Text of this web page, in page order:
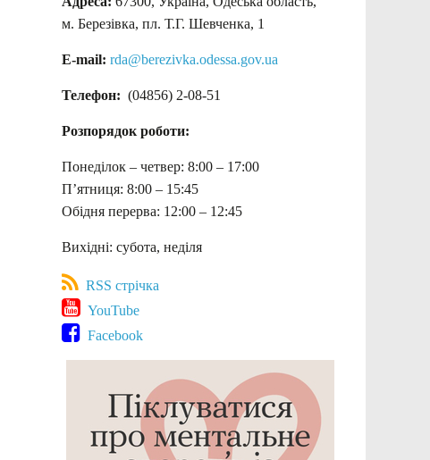
м. Березівка, пл. Т.Г. Шевченка, 1
E-mail: rda@berezivka.odessa.gov.ua
Телефон: (04856) 2-08-51
Розпорядок роботи:
Понеділок – четвер: 8:00 – 17:00
П’ятниця: 8:00 – 15:45
Обідня перерва: 12:00 – 12:45
Вихідні: субота, неділя
RSS стрічка
YouTube
Facebook